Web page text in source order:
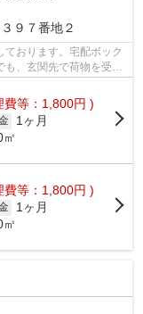
３９７番地２
おります。宅配ボック
、玄関先で荷物を受け
費等：1,800円 )
1ヶ月
費等：1,800円 )
1ヶ月